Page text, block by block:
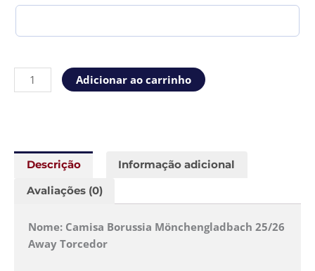
Adicionar ao carrinho
Descrição Informação adicional
Avaliações (0)
Nome: Camisa Borussia Mönchengladbach 25/26
Away Torcedor